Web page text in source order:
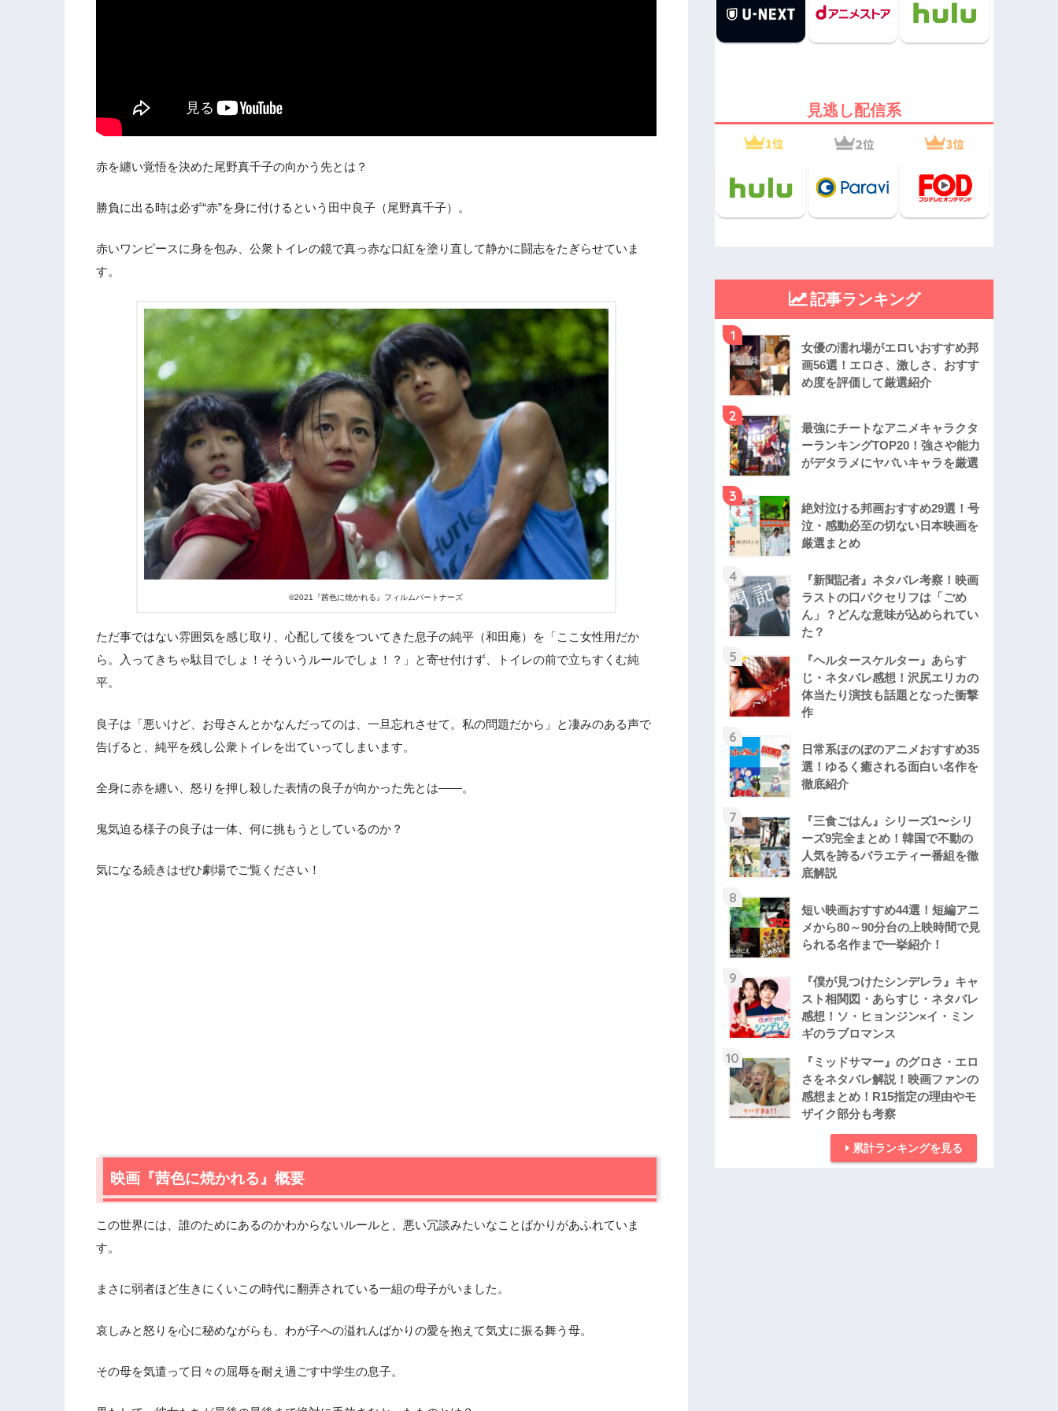
赤を纏い覚悟を決めた尾野真千子の向かう先とは？
勝負に出る時は必ず“赤”を身に付けるという田中良子（尾野真千子）。
赤いワンピースに身を包み、公衆トイレの鏡で真っ赤な口紅を塗り直して静かに闘志をたぎらせていま
す。
©2021『茜色に焼かれる』フィルムパートナーズ
ただ事ではない雰囲気を感じ取り、心配して後をついてきた息子の純平（和田庵）を「ここ女性用だか
ら。入ってきちゃ駄目でしょ！そういうルールでしょ！？」と寄せ付けず、トイレの前で立ちすくむ純
平。
良子は「悪いけど、お母さんとかなんだってのは、一旦忘れさせて。私の問題だから」と凄みのある声で
告げると、純平を残し公衆トイレを出ていってしまいます。
全身に赤を纏い、怒りを押し殺した表情の良子が向かった先とは――。
鬼気迫る様子の良子は一体、何に挑もうとしているのか？
気になる続きはぜひ劇場でご覧ください！
映画『茜色に焼かれる』概要
この世界には、誰のためにあるのかわからないルールと、悪い冗談みたいなことばかりがあふれていま
す。
まさに弱者ほど生きにくいこの時代に翻弄されている一組の母子がいました。
哀しみと怒りを心に秘めながらも、わが子への溢れんばかりの愛を抱えて気丈に振る舞う母。
その母を気遣って日々の屈辱を耐え過ごす中学生の息子。
見逃し配信系
記事ランキング
1
女優の濡れ場がエロいおすすめ邦
画56選！エロさ、激しさ、おすす
め度を評価して厳選紹介
2
最強にチートなアニメキャラクタ
ーランキングTOP20！強さや能力
がデタラメにヤバいキャラを厳選
3
絶対泣ける邦画おすすめ29選！号
泣・感動必至の切ない日本映画を
厳選まとめ
4
『新聞記者』ネタバレ考察！映画
ラストの口パクセリフは「ごめ
ん」？どんな意味が込められてい
た？
5
『ヘルタースケルター』あらす
じ・ネタバレ感想！沢尻エリカの
体当たり演技も話題となった衝撃
作
6
日常系ほのぼのアニメおすすめ35
選！ゆるく癒される面白い名作を
徹底紹介
7
『三食ごはん』シリーズ1〜シリ
ーズ9完全まとめ！韓国で不動の
人気を誇るバラエティー番組を徹
底解説
8
短い映画おすすめ44選！短編アニ
メから80～90分台の上映時間で見
られる名作まで一挙紹介！
9
『僕が見つけたシンデレラ』キャ
スト相関図・あらすじ・ネタバレ
感想！ソ・ヒョンジン×イ・ミン
ギのラブロマンス
10
『ミッドサマー』のグロさ・エロ
さをネタバレ解説！映画ファンの
感想まとめ！R15指定の理由やモ
ザイク部分も考察
累計ランキングを見る